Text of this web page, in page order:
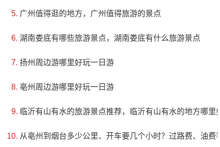
一道靓丽的风景线。永欣欢乐谷拥有游乐设施最多、文
上的休闲娱乐方式，共计建造了39处各种景观和主要服
务设施。
5、扎兰芬围民俗文化园
广州值得逛的地方，广州值得旅游的景点
湖南娄底有哪些旅游景点，湖南娄底有什么旅游景点
扬州周边游哪里好玩一日游
亳州周边游哪里好玩一日游
临沂有山有水的旅游景点推荐，临沂有山有水的地方哪里
从亳州到烟台多少公里、开车要几个小时？过路费、油费